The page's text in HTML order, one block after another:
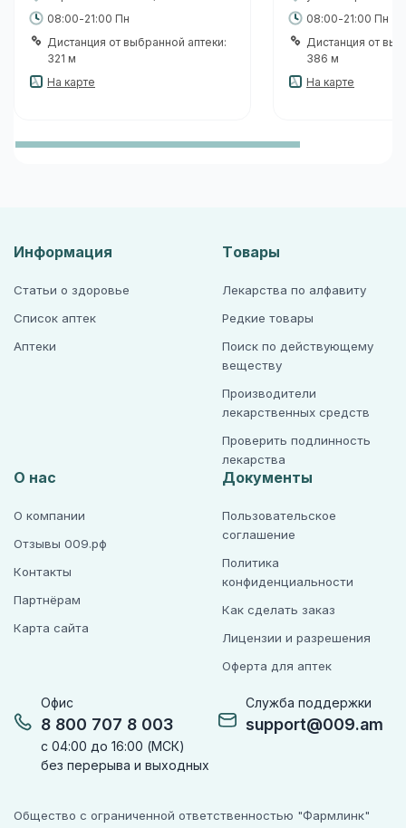
08:00-21:00 Пн
Дистанция от выбранной аптеки:
321 м
На карте
08:00-21:00 Пн
Дистанция от
386 м
На карте
Офис
8 800 707 8 003
с 04:00 до 16:00 (МСК)
без перерыва и выходных
Служба поддержки
support@009.am
Информация
Статьи о здоровье
Список аптек
Аптеки
Товары
Лекарства по алфавиту
Редкие товары
Поиск по действующему
веществу
Производители
лекарственных средств
Проверить подлинность
лекарства
О нас
О компании
Отзывы 009.рф
Контакты
Партнёрам
Карта сайта
Документы
Пользовательское
соглашение
Политика
конфиденциальности
Как сделать заказ
Лицензии и разрешения
Оферта для аптек
Общество с ограниченной ответственностью "Фармлинк"